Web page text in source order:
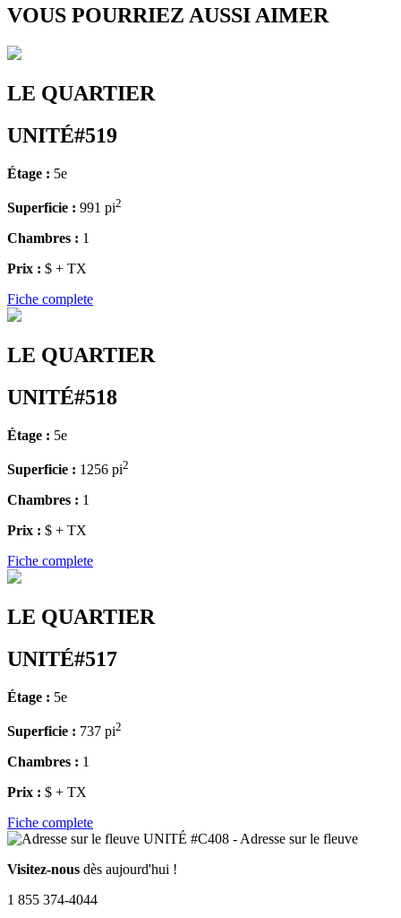
VOUS POURRIEZ AUSSI AIMER
LE QUARTIER
UNITÉ#519
Étage : 5e
Superficie : 991 pi2
Chambres : 1
Prix : $ + TX
Fiche complete
LE QUARTIER
UNITÉ#518
Étage : 5e
Superficie : 1256 pi2
Chambres : 1
Prix : $ + TX
Fiche complete
LE QUARTIER
UNITÉ#517
Étage : 5e
Superficie : 737 pi2
Chambres : 1
Prix : $ + TX
Fiche complete
Visitez-nous dès aujourd'hui !
1 855 374-4044